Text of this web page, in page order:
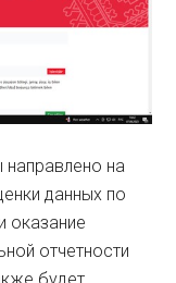
на
данных по
оказание
отчетности